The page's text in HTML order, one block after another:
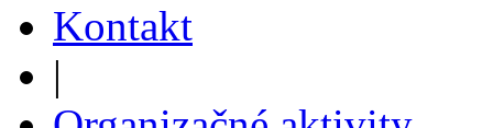
Kontakt
|